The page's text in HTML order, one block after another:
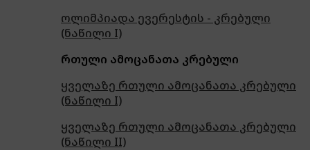
ოლიმპიადა ევერესტის - კრებული
(ნაწილი I)
რთული ამოცანათა კრებული
ყველაზე რთული ამოცანათა კრებული
(ნაწილი I)
ყველაზე რთული ამოცანათა კრებული
(ნაწილი II)